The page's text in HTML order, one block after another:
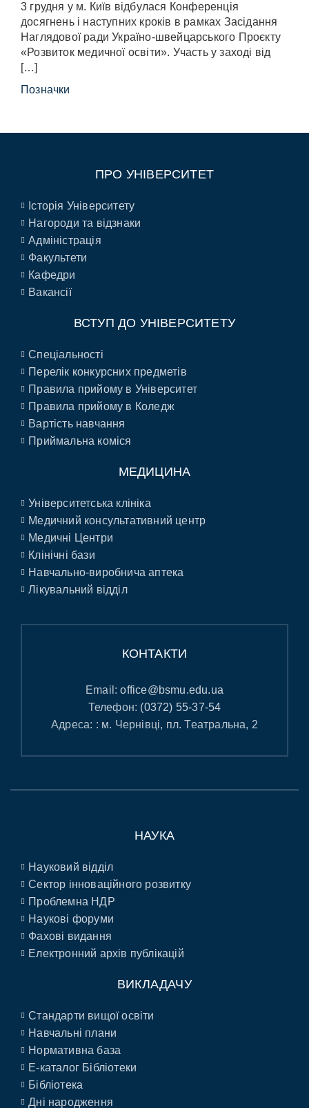
3 грудня у м. Київ відбулася Конференція
досягнень і наступних кроків в рамках Засідання
Наглядової ради Україно-швейцарського Проєкту
«Розвиток медичної освіти». Участь у заході від
[…]
Позначки
ПРО УНІВЕРСИТЕТ
Історія Університету
Нагороди та відзнаки
Адміністрація
Факультети
Кафедри
Вакансії
ВСТУП ДО УНІВЕРСИТЕТУ
Спеціальності
Перелік конкурсних предметів
Правила прийому в Університет
Правила прийому в Коледж
Вартість навчання
Приймальна коміся
МЕДИЦИНА
Університетська клініка
Медичний консультативний центр
Медичні Центри
Клінічні бази
Навчально-виробнича аптека
Лікувальний відділ
КОНТАКТИ
Email:office@bsmu.edu.ua
Телефон: (0372) 55-37-54
Адреса: : м. Чернівці, пл. Театральна, 2
НАУКА
Науковий відділ
Сектор інноваційного розвитку
Проблемна НДР
Наукові форуми
Фахові видання
Електронний архів публікацій
ВИКЛАДАЧУ
Стандарти вищої освіти
Навчальні плани
Нормативна база
E-каталог Бібліотеки
Бібліотека
Дні народження